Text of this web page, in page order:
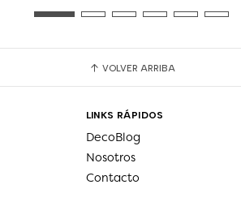
VOLVER ARRIBA
LINKS RÁPIDOS
DecoBlog
Nosotros
Contacto